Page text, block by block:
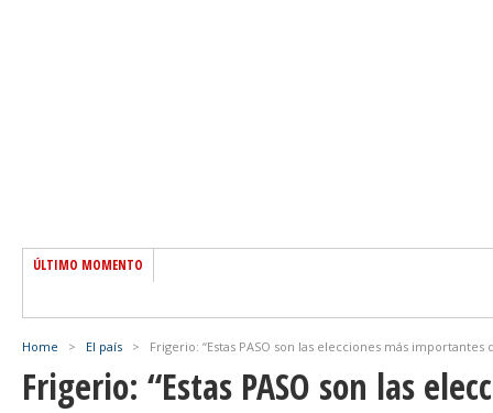
ÚLTIMO MOMENTO
Home > El país > Frigerio: “Estas PASO son las elecciones más
Frigerio: “Estas PASO son las